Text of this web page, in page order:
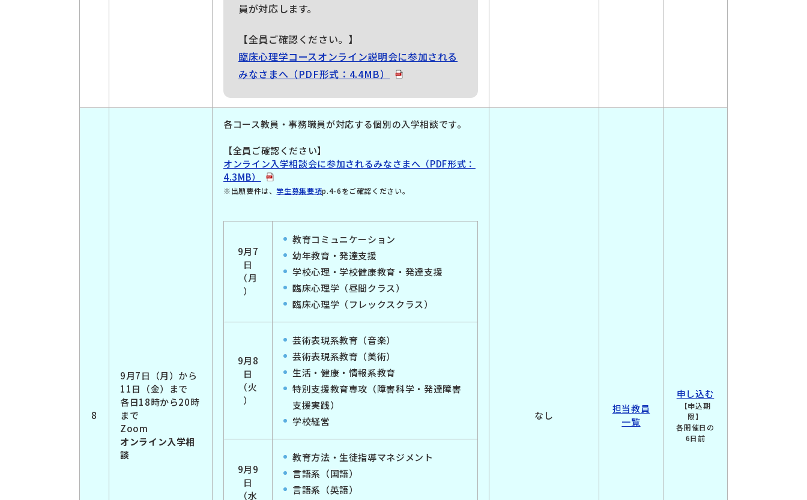
員が対応します。
【全員ご確認ください。】
臨床心理学コースオンライン説明会に参加される
みなさまへ（PDF形式：4.4MB）
8
9月7日（月）から
11日（金）まで
各日18時から20時
まで
Zoom
オンライン入学相
談
各コース教員・事務職員が対応する個別の入学相談です。
【全員ご確認ください】
オンライン入学相談会に参加されるみなさまへ（PDF形式：
4.3MB）
※出願要件は、 学生募集要項p.4-6をご確認ください。
9月7
日
（月
）
教育コミュニケーション
幼年教育・発達支援
学校心理・学校健康教育・発達支援
臨床心理学（昼間クラス）
臨床心理学（フレックスクラス）
9月8
日
（火
）
芸術表現系教育（音楽）
芸術表現系教育（美術）
生活・健康・情報系教育
特別支援教育専攻（障害科学・発達障害
支援実践）
学校経営
9月9
日
（水
教育方法・生徒指導マネジメント
言語系（国語）
言語系（英語）
なし
担当教員
一覧
申し込む
【申込期
限】
各開催日の
6日前